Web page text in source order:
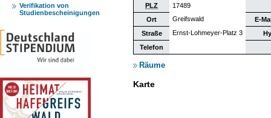
Verifikation von
Studienbescheinigungen
PLZ
17489
Ort
Greifswald
E-
Straße
Ernst-Lohmeyer-Platz 3
Telefon
Räume
Karte